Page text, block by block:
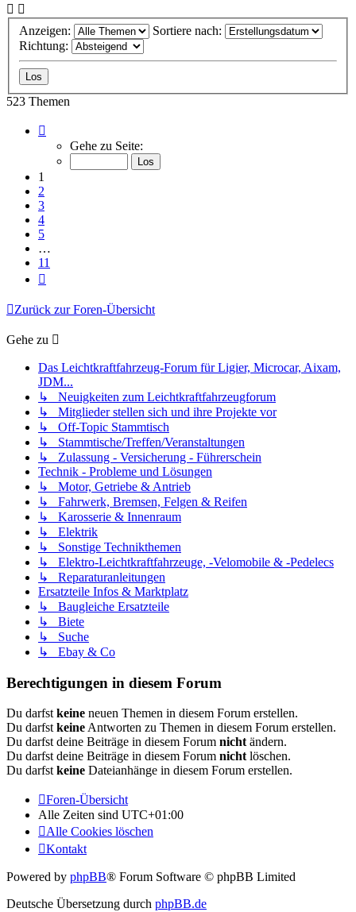
Anzeigen:
Sortiere nach:
Richtung:
523 Themen
von
Gehe zu Seite:
1
2
3
4
5
…
11
Zurück zur Foren-Übersicht
Gehe zu
Das Leichtkraftfahrzeug-Forum für Ligier, Microcar, Aixam,
JDM...
↳ Neuigkeiten zum Leichtkraftfahrzeugforum
↳ Mitglieder stellen sich und ihre Projekte vor
↳ Off-Topic Stammtisch
↳ Stammtische/Treffen/Veranstaltungen
↳ Zulassung - Versicherung - Führerschein
Technik - Probleme und Lösungen
↳ Motor, Getriebe & Antrieb
↳ Fahrwerk, Bremsen, Felgen & Reifen
↳ Karosserie & Innenraum
↳ Elektrik
↳ Sonstige Technikthemen
↳ Elektro-Leichtkraftfahrzeuge, -Velomobile & -Pedelecs
↳ Reparaturanleitungen
Ersatzteile Infos & Marktplatz
↳ Baugleiche Ersatzteile
↳ Biete
↳ Suche
↳ Ebay & Co
Berechtigungen in diesem Forum
Du darfstkeine neuen Themen in diesem Forum erstellen.
Du darfstkeineAntworten zu Themen in diesem Forum erstellen.
Du darfst deine Beiträge in diesem Forum nichtändern.
Du darfst deine Beiträge in diesem Forum nichtlöschen.
Du darfstkeine Dateianhänge in diesem Forum erstellen.
Foren-Übersicht
Alle Zeiten sind UTC+01:00
Alle Cookies löschen
Kontakt
Powered by phpBB® Forum Software © phpBB Limited
Deutsche Übersetzung durch phpBB.de